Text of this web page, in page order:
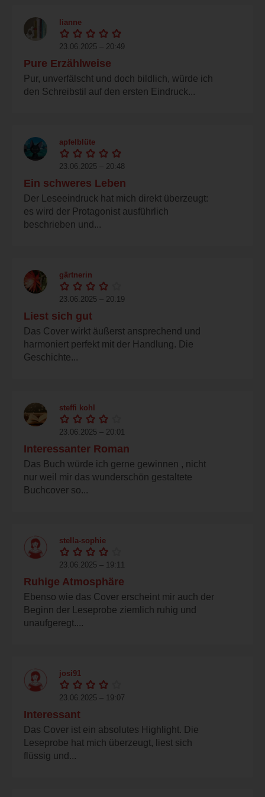
lianne
23.06.2025 – 20:49
Pure Erzählweise
Pur, unverfälscht und doch bildlich, würde ich
den Schreibstil auf den ersten Eindruck...
apfelblüte
23.06.2025 – 20:48
Ein schweres Leben
Der Leseeindruck hat mich direkt überzeugt:
es wird der Protagonist ausführlich
beschrieben und...
gärtnerin
23.06.2025 – 20:19
Liest sich gut
Das Cover wirkt äußerst ansprechend und
harmoniert perfekt mit der Handlung. Die
Geschichte...
steffi kohl
23.06.2025 – 20:01
Interessanter Roman
Das Buch würde ich gerne gewinnen , nicht
nur weil mir das wunderschön gestaltete
Buchcover so...
stella-sophie
23.06.2025 – 19:11
Ruhige Atmosphäre
Ebenso wie das Cover erscheint mir auch der
Beginn der Leseprobe ziemlich ruhig und
unaufgeregt....
josi91
23.06.2025 – 19:07
Interessant
Das Cover ist ein absolutes Highlight. Die
Leseprobe hat mich überzeugt, liest sich
flüssig und...